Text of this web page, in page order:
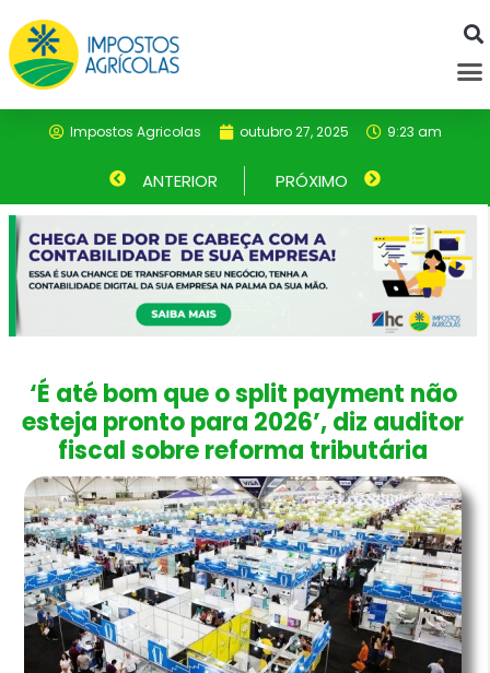
para
Impostos Agricolas outubro 27, 2025 9:23 am
Anterior
ANTERIOR PRÓXIMO Próximo
‘É até bom que o split payment não
esteja pronto para 2026’, diz auditor
fiscal sobre reforma tributária